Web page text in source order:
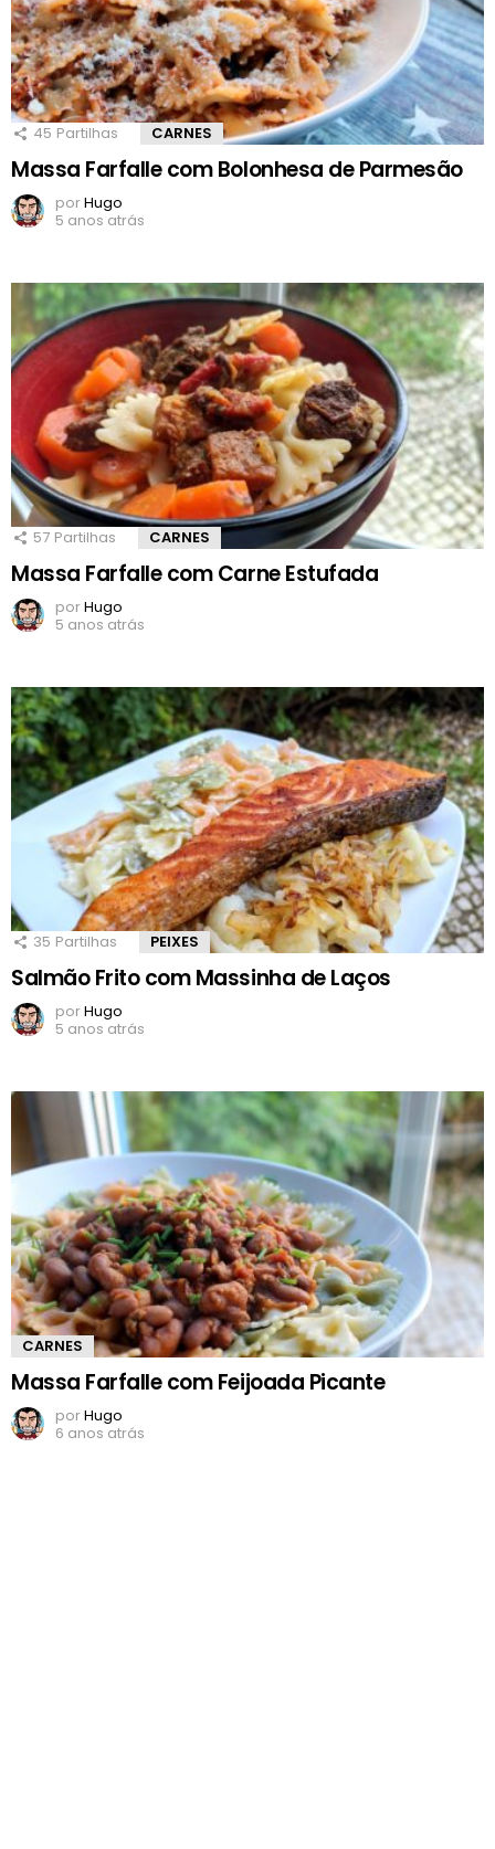
45 Partilhas CARNES
Massa Farfalle com Bolonhesa de Parmesão
porHugo
5 anos atrás
57 Partilhas CARNES
Massa Farfalle com Carne Estufada
porHugo
5 anos atrás
35 Partilhas PEIXES
Salmão Frito com Massinha de Laços
porHugo
5 anos atrás
CARNES
Massa Farfalle com Feijoada Picante
porHugo
6 anos atrás